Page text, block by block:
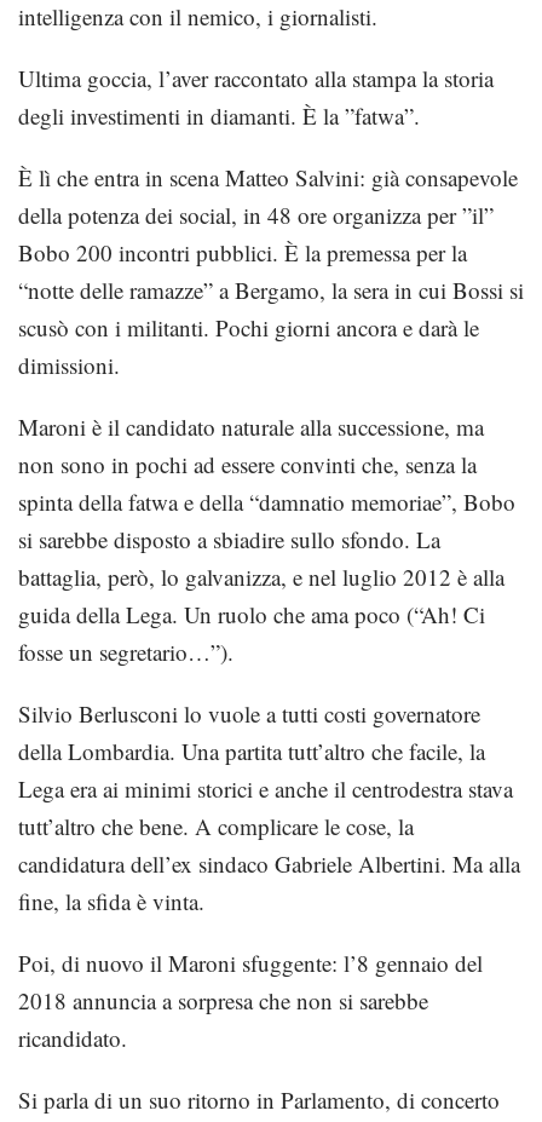
intelligenza con il nemico, i giornalisti.
Ultima goccia, l’aver raccontato alla stampa la storia
degli investimenti in diamanti. È la ”fatwa”.
È lì che entra in scena Matteo Salvini: già consapevole
della potenza dei social, in 48 ore organizza per ”il”
Bobo 200 incontri pubblici. È la premessa per la
“notte delle ramazze” a Bergamo, la sera in cui Bossi si
scusò con i militanti. Pochi giorni ancora e darà le
dimissioni.
Maroni è il candidato naturale alla successione, ma
non sono in pochi ad essere convinti che, senza la
spinta della fatwa e della “damnatio memoriae”, Bobo
si sarebbe disposto a sbiadire sullo sfondo. La
battaglia, però, lo galvanizza, e nel luglio 2012 è alla
guida della Lega. Un ruolo che ama poco (“Ah! Ci
fosse un segretario…”).
Silvio Berlusconi lo vuole a tutti costi governatore
della Lombardia. Una partita tutt’altro che facile, la
Lega era ai minimi storici e anche il centrodestra stava
tutt’altro che bene. A complicare le cose, la
candidatura dell’ex sindaco Gabriele Albertini. Ma alla
fine, la sfida è vinta.
Poi, di nuovo il Maroni sfuggente: l’8 gennaio del
2018 annuncia a sorpresa che non si sarebbe
ricandidato.
Si parla di un suo ritorno in Parlamento, di concerto